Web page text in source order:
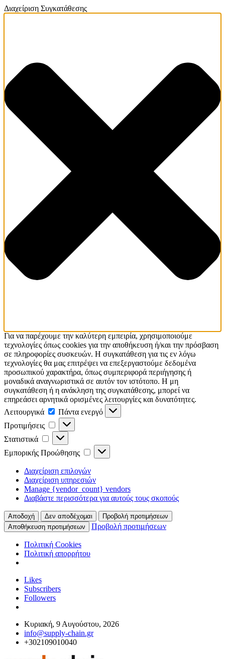
Διαχείριση Συγκατάθεσης
Για να παρέχουμε την καλύτερη εμπειρία, χρησιμοποιούμε
τεχνολογίες όπως cookies για την αποθήκευση ή/και την πρόσβαση
σε πληροφορίες συσκευών. Η συγκατάθεση για τις εν λόγω
τεχνολογίες θα μας επιτρέψει να επεξεργαστούμε δεδομένα
προσωπικού χαρακτήρα, όπως συμπεριφορά περιήγησης ή
μοναδικά αναγνωριστικά σε αυτόν τον ιστότοπο. Η μη
συγκατάθεση ή η ανάκληση της συγκατάθεσης, μπορεί να
επηρεάσει αρνητικά ορισμένες λειτουργίες και δυνατότητες.
Λειτουργικά
Λειτουργικά
Πάντα ενεργό
Προτιμήσεις
Προτιμήσεις
Στατιστικά Στατιστικά
Εμπορικής Προώθησης
Εμπορικής
Προώθησης
Διαχείριση επιλογών
Διαχείριση υπηρεσιών
Manage {vendor_count} vendors
Διαβάστε περισσότερα για αυτούς τους σκοπούς
Αποδοχή Δεν αποδέχομαι
Προβολή προτιμήσεων
Αποθήκευση προτιμήσεων
Προβολή προτιμήσεων
Πολιτική Cookies
Πολιτική απορρήτου
Likes
Subscribers
Followers
Κυριακή, 9 Αυγούστου, 2026
info@supply-chain.gr
+302109010040